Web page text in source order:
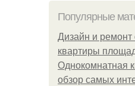
Популярные
Дизайн и ремонт
квартиры
Однокомнатная
обзор самых